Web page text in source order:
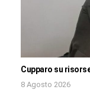
Cupparo su
8 Agosto 2026